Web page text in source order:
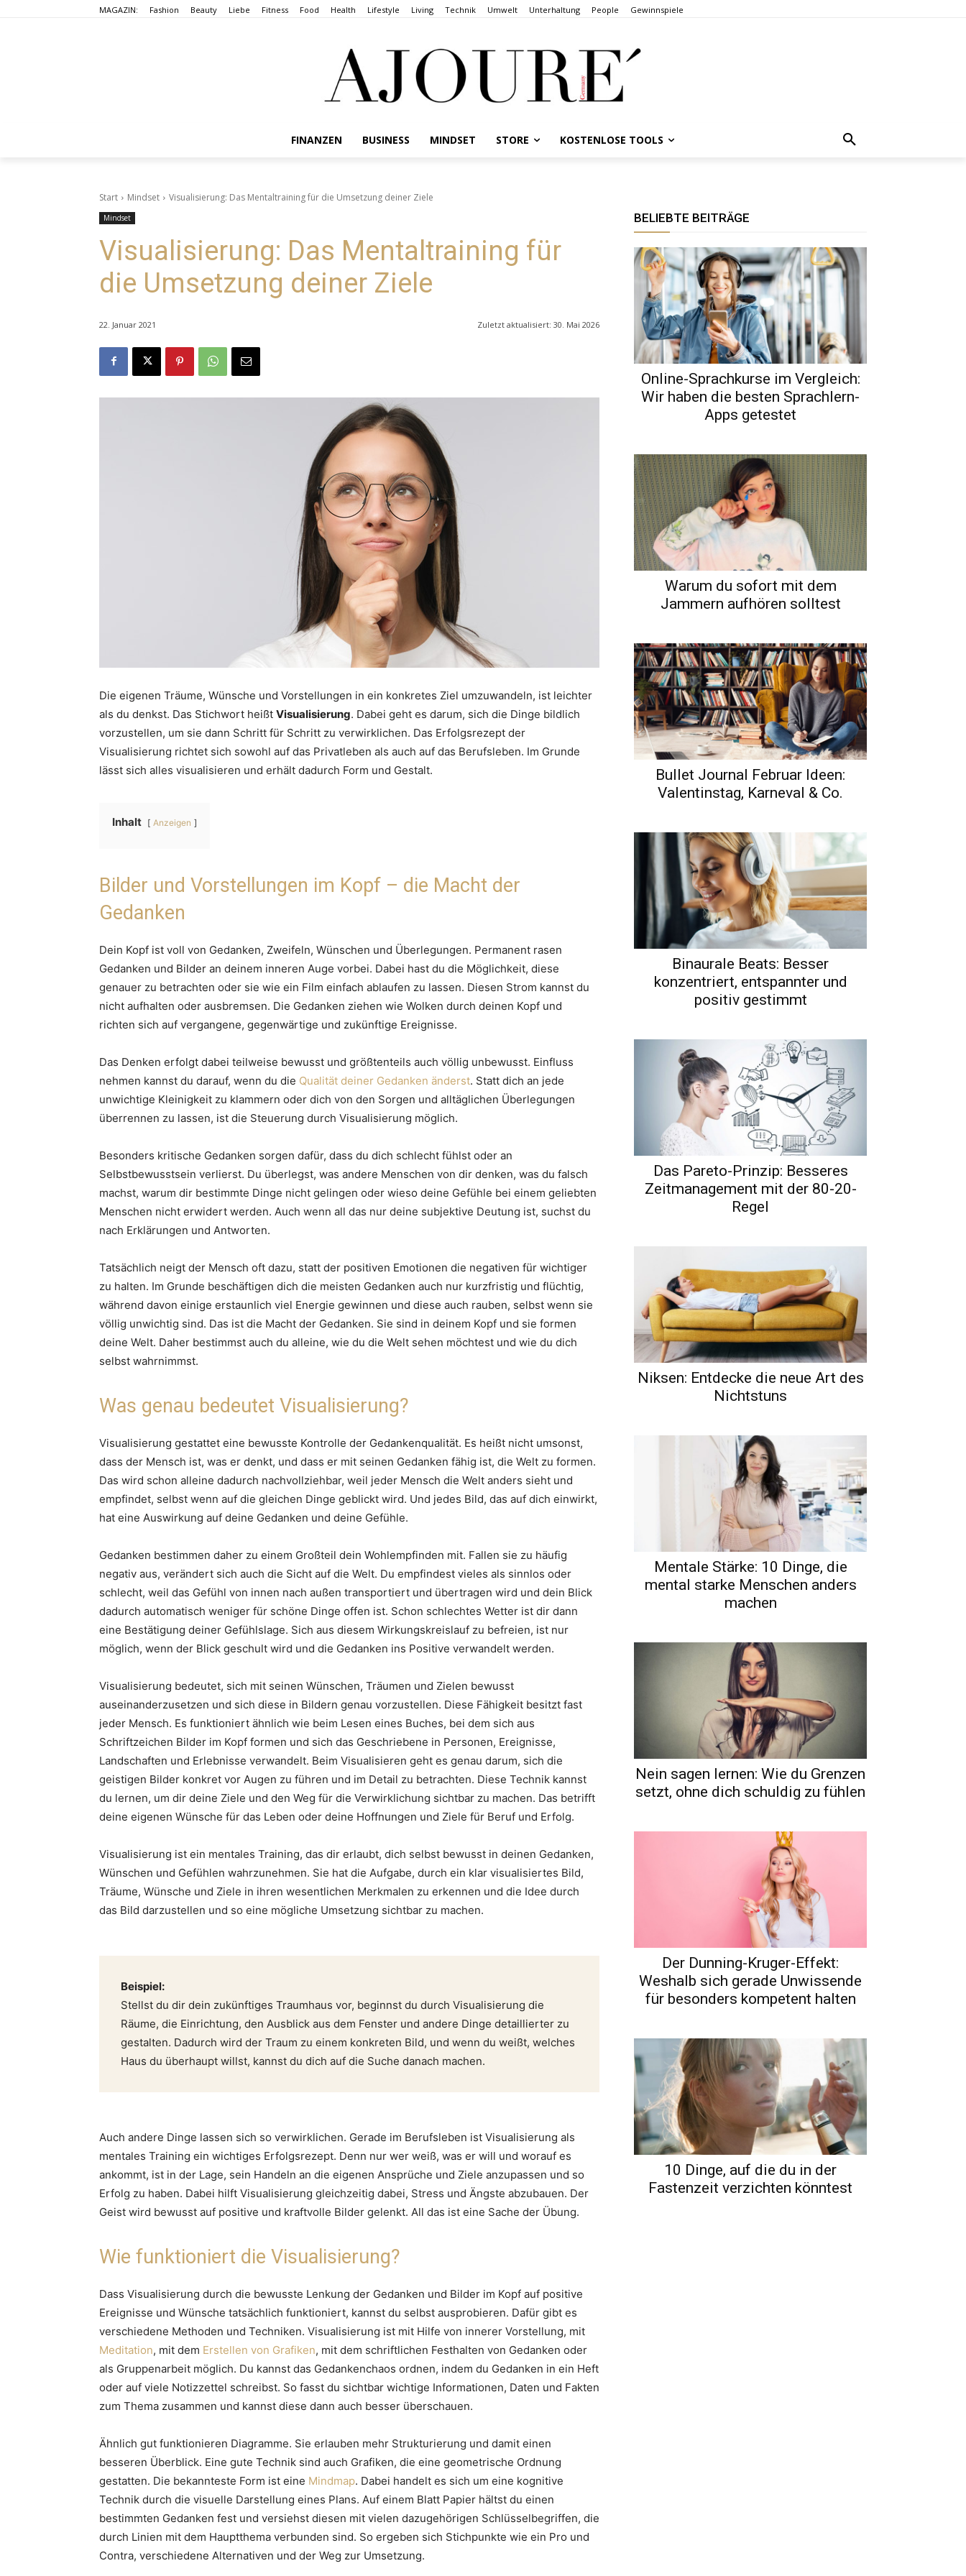
MAGAZIN: Fashion Beauty Liebe Fitness Food Health Lifestyle Living Technik Umwelt Unterhaltung People Gewinnspiele
FINANZEN BUSINESS MINDSET STORE KOSTENLOSE TOOLS
Start Mindset Visualisierung: Das Mentaltraining für die Umsetzung deiner Ziele
Mindset
Visualisierung: Das Mentaltraining für
die Umsetzung deiner Ziele
22. Januar 2021 Zuletzt aktualisiert: 30. Mai 2026
Die eigenen Träume, Wünsche und Vorstellungen in ein konkretes Ziel umzuwandeln, ist leichter
als du denkst. Das Stichwort heißt Visualisierung. Dabei geht es darum, sich die Dinge bildlich
vorzustellen, um sie dann Schritt für Schritt zu verwirklichen. Das Erfolgsrezept der
Visualisierung richtet sich sowohl auf das Privatleben als auch auf das Berufsleben. Im Grunde
lässt sich alles visualisieren und erhält dadurch Form und Gestalt.
Inhalt Anzeigen
Bilder und Vorstellungen im Kopf – die Macht der
Gedanken
Dein Kopf ist voll von Gedanken, Zweifeln, Wünschen und Überlegungen. Permanent rasen
Gedanken und Bilder an deinem inneren Auge vorbei. Dabei hast du die Möglichkeit, diese
genauer zu betrachten oder sie wie ein Film einfach ablaufen zu lassen. Diesen Strom kannst du
nicht aufhalten oder ausbremsen. Die Gedanken ziehen wie Wolken durch deinen Kopf und
richten sich auf vergangene, gegenwärtige und zukünftige Ereignisse.
Das Denken erfolgt dabei teilweise bewusst und größtenteils auch völlig unbewusst. Einfluss
nehmen kannst du darauf, wenn du die Qualität deiner Gedanken änderst. Statt dich an jede
unwichtige Kleinigkeit zu klammern oder dich von den Sorgen und alltäglichen Überlegungen
überrennen zu lassen, ist die Steuerung durch Visualisierung möglich.
Besonders kritische Gedanken sorgen dafür, dass du dich schlecht fühlst oder an
Selbstbewusstsein verlierst. Du überlegst, was andere Menschen von dir denken, was du falsch
machst, warum dir bestimmte Dinge nicht gelingen oder wieso deine Gefühle bei einem geliebten
Menschen nicht erwidert werden. Auch wenn all das nur deine subjektive Deutung ist, suchst du
nach Erklärungen und Antworten.
Tatsächlich neigt der Mensch oft dazu, statt der positiven Emotionen die negativen für wichtiger
zu halten. Im Grunde beschäftigen dich die meisten Gedanken auch nur kurzfristig und flüchtig,
während davon einige erstaunlich viel Energie gewinnen und diese auch rauben, selbst wenn sie
völlig unwichtig sind. Das ist die Macht der Gedanken. Sie sind in deinem Kopf und sie formen
deine Welt. Daher bestimmst auch du alleine, wie du die Welt sehen möchtest und wie du dich
selbst wahrnimmst.
Was genau bedeutet Visualisierung?
Visualisierung gestattet eine bewusste Kontrolle der Gedankenqualität. Es heißt nicht umsonst,
dass der Mensch ist, was er denkt, und dass er mit seinen Gedanken fähig ist, die Welt zu formen.
Das wird schon alleine dadurch nachvollziehbar, weil jeder Mensch die Welt anders sieht und
empfindet, selbst wenn auf die gleichen Dinge geblickt wird. Und jedes Bild, das auf dich einwirkt,
hat eine Auswirkung auf deine Gedanken und deine Gefühle.
Gedanken bestimmen daher zu einem Großteil dein Wohlempfinden mit. Fallen sie zu häufig
negativ aus, verändert sich auch die Sicht auf die Welt. Du empfindest vieles als sinnlos oder
schlecht, weil das Gefühl von innen nach außen transportiert und übertragen wird und dein Blick
dadurch automatisch weniger für schöne Dinge offen ist. Schon schlechtes Wetter ist dir dann
eine Bestätigung deiner Gefühlslage. Sich aus diesem Wirkungskreislauf zu befreien, ist nur
möglich, wenn der Blick geschult wird und die Gedanken ins Positive verwandelt werden.
Visualisierung bedeutet, sich mit seinen Wünschen, Träumen und Zielen bewusst
auseinanderzusetzen und sich diese in Bildern genau vorzustellen. Diese Fähigkeit besitzt fast
jeder Mensch. Es funktioniert ähnlich wie beim Lesen eines Buches, bei dem sich aus
Schriftzeichen Bilder im Kopf formen und sich das Geschriebene in Personen, Ereignisse,
Landschaften und Erlebnisse verwandelt. Beim Visualisieren geht es genau darum, sich die
geistigen Bilder konkret vor Augen zu führen und im Detail zu betrachten. Diese Technik kannst
du lernen, um dir deine Ziele und den Weg für die Verwirklichung sichtbar zu machen. Das betrifft
deine eigenen Wünsche für das Leben oder deine Hoffnungen und Ziele für Beruf und Erfolg.
Visualisierung ist ein mentales Training, das dir erlaubt, dich selbst bewusst in deinen Gedanken,
Wünschen und Gefühlen wahrzunehmen. Sie hat die Aufgabe, durch ein klar visualisiertes Bild,
Träume, Wünsche und Ziele in ihren wesentlichen Merkmalen zu erkennen und die Idee durch
das Bild darzustellen und so eine mögliche Umsetzung sichtbar zu machen.
Beispiel:
Stellst du dir dein zukünftiges Traumhaus vor, beginnst du durch Visualisierung die
Räume, die Einrichtung, den Ausblick aus dem Fenster und andere Dinge detaillierter zu
gestalten. Dadurch wird der Traum zu einem konkreten Bild, und wenn du weißt, welches
Haus du überhaupt willst, kannst du dich auf die Suche danach machen.
Auch andere Dinge lassen sich so verwirklichen. Gerade im Berufsleben ist Visualisierung als
mentales Training ein wichtiges Erfolgsrezept. Denn nur wer weiß, was er will und worauf es
ankommt, ist in der Lage, sein Handeln an die eigenen Ansprüche und Ziele anzupassen und so
Erfolg zu haben. Dabei hilft Visualisierung gleichzeitig dabei, Stress und Ängste abzubauen. Der
Geist wird bewusst auf positive und kraftvolle Bilder gelenkt. All das ist eine Sache der Übung.
Wie funktioniert die Visualisierung?
Dass Visualisierung durch die bewusste Lenkung der Gedanken und Bilder im Kopf auf positive
Ereignisse und Wünsche tatsächlich funktioniert, kannst du selbst ausprobieren. Dafür gibt es
verschiedene Methoden und Techniken. Visualisierung ist mit Hilfe von innerer Vorstellung, mit
Meditation, mit dem Erstellen von Grafiken, mit dem schriftlichen Festhalten von Gedanken oder
als Gruppenarbeit möglich. Du kannst das Gedankenchaos ordnen, indem du Gedanken in ein Heft
oder auf viele Notizzettel schreibst. So fasst du sichtbar wichtige Informationen, Daten und Fakten
zum Thema zusammen und kannst diese dann auch besser überschauen.
Ähnlich gut funktionieren Diagramme. Sie erlauben mehr Strukturierung und damit einen
besseren Überblick. Eine gute Technik sind auch Grafiken, die eine geometrische Ordnung
gestatten. Die bekannteste Form ist eine Mindmap. Dabei handelt es sich um eine kognitive
Technik durch die visuelle Darstellung eines Plans. Auf einem Blatt Papier hältst du einen
bestimmten Gedanken fest und versiehst diesen mit vielen dazugehörigen Schlüsselbegriffen, die
durch Linien mit dem Hauptthema verbunden sind. So ergeben sich Stichpunkte wie ein Pro und
Contra, verschiedene Alternativen und der Weg zur Umsetzung.
BELIEBTE BEITRÄGE
Online-Sprachkurse im Vergleich:
Wir haben die besten Sprachlern-
Apps getestet
Warum du sofort mit dem
Jammern aufhören solltest
Bullet Journal Februar Ideen:
Valentinstag, Karneval & Co.
Binaurale Beats: Besser
konzentriert, entspannter und
positiv gestimmt
Das Pareto-Prinzip: Besseres
Zeitmanagement mit der 80-20-
Regel
Niksen: Entdecke die neue Art des
Nichtstuns
Mentale Stärke: 10 Dinge, die
mental starke Menschen anders
machen
Nein sagen lernen: Wie du Grenzen
setzt, ohne dich schuldig zu fühlen
Der Dunning-Kruger-Effekt:
Weshalb sich gerade Unwissende
für besonders kompetent halten
10 Dinge, auf die du in der
Fastenzeit verzichten könntest